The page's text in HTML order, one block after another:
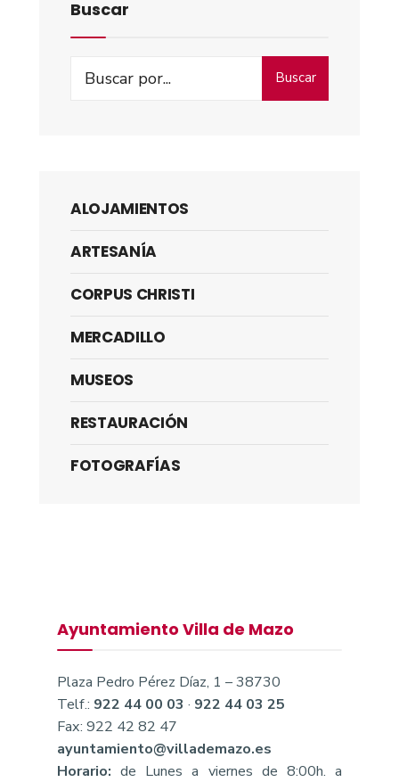
Buscar
Buscar
ALOJAMIENTOS
ARTESANÍA
CORPUS CHRISTI
MERCADILLO
MUSEOS
RESTAURACIÓN
FOTOGRAFÍAS
Ayuntamiento Villa de Mazo
Plaza Pedro Pérez Díaz, 1 – 38730
Telf.: 922 44 00 03 · 922 44 03 25
Fax: 922 42 82 47
ayuntamiento@villademazo.es
Horario: de Lunes a viernes de 8:00h. a